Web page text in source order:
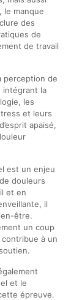
le manque
des
de
de travail
perception de
intégrant la
les
et leurs
apaisé,
est un enjeu
douleurs
et en
il
être.
un coup
à un
et le
épreuve.